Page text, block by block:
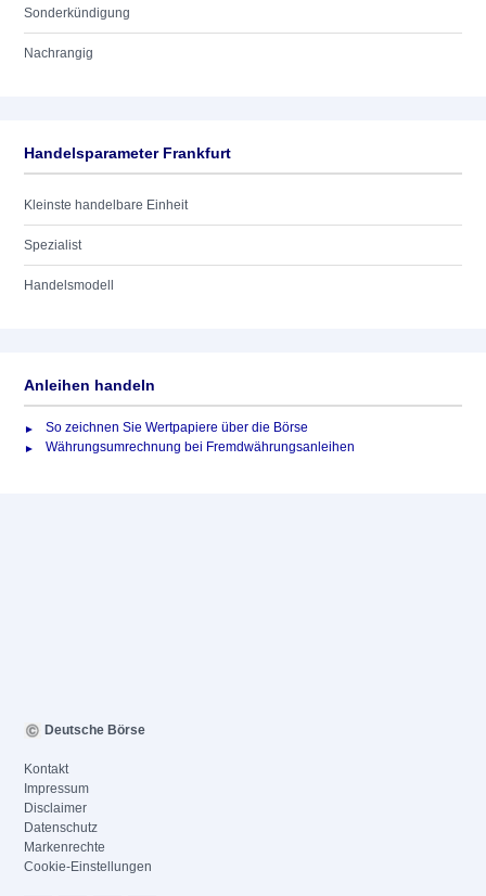
Sonderkündigung
Nachrangig
Handelsparameter Frankfurt
Kleinste handelbare Einheit
Spezialist
Handelsmodell
Anleihen handeln
So zeichnen Sie Wertpapiere über die Börse
Währungsumrechnung bei Fremdwährungsanleihen
Deutsche Börse
Kontakt
Impressum
Disclaimer
Datenschutz
Markenrechte
Cookie-Einstellungen